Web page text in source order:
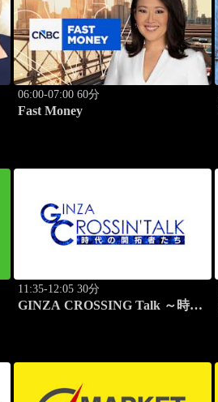
06:00-07:00 60分
Fast Money
11:35-12:05 30分
GINZA CROSSING Talk ～時代